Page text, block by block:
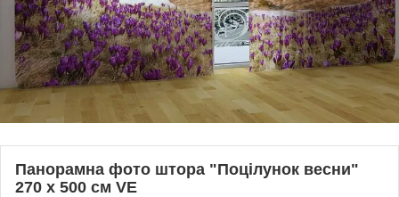
Панорамна фото штора "Поцілунок весни"
270 х 500 см VE